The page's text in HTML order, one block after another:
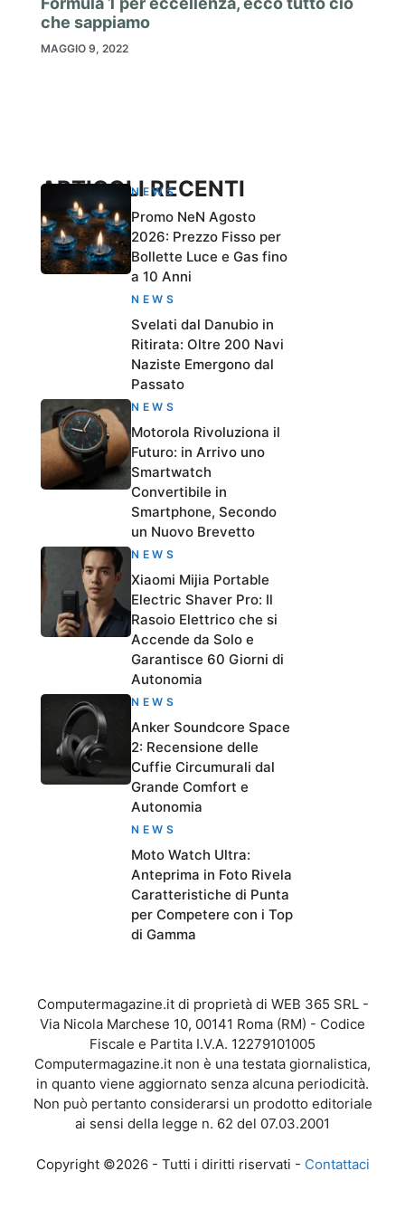
che sappiamo
MAGGIO 9, 2022
ARTICOLI RECENTI
NEWS
Promo NeN Agosto
2026: Prezzo Fisso per
Bollette Luce e Gas fino
a 10 Anni
NEWS
Svelati dal Danubio in
Ritirata: Oltre 200 Navi
Naziste Emergono dal
Passato
NEWS
Motorola Rivoluziona il
Futuro: in Arrivo uno
Smartwatch
Convertibile in
Smartphone, Secondo
un Nuovo Brevetto
NEWS
Xiaomi Mijia Portable
Electric Shaver Pro: Il
Rasoio Elettrico che si
Accende da Solo e
Garantisce 60 Giorni di
Autonomia
NEWS
Anker Soundcore Space
2: Recensione delle
Cuffie Circumurali dal
Grande Comfort e
Autonomia
NEWS
Moto Watch Ultra:
Anteprima in Foto Rivela
Caratteristiche di Punta
per Competere con i Top
di Gamma
Computermagazine.it di proprietà di WEB 365 SRL -
Via Nicola Marchese 10, 00141 Roma (RM) - Codice
Fiscale e Partita I.V.A. 12279101005
Computermagazine.it non è una testata giornalistica,
in quanto viene aggiornato senza alcuna periodicità.
Non può pertanto considerarsi un prodotto editoriale
ai sensi della legge n. 62 del 07.03.2001
Copyright ©2026 - Tutti i diritti riservati - Contattaci